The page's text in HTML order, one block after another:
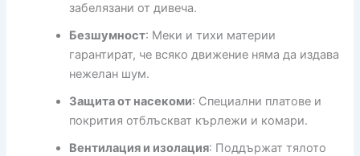
забелязани от дивеча.
Безшумност: Меки и тихи материи
гарантират, че всяко движение няма да издава
нежелан шум.
Защита от насекоми: Специални платове и
покрития отблъскват кърлежи и комари.
Вентилация и изолация: Поддържат тялото